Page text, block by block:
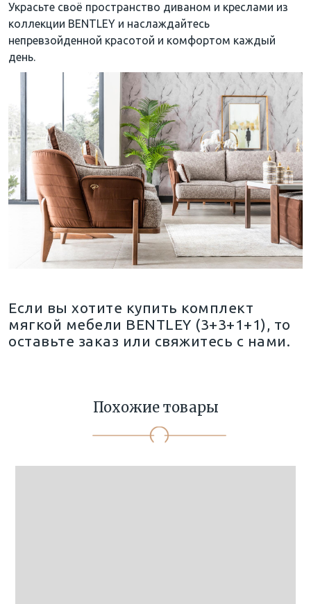
Украсьте своё пространство диваном и креслами из
коллекции BENTLEY и наслаждайтесь
непревзойденной красотой и комфортом каждый
день.
Если вы хотите купить комплект
мягкой мебели BENTLEY (3+3+1+1), то
оставьте заказ или свяжитесь с нами.
Похожие товары